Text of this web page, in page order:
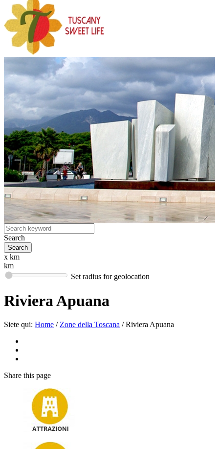
Search
x km
km
Set radius for geolocation
Riviera Apuana
Siete qui: Home / Zone della Toscana / Riviera Apuana
Share this page